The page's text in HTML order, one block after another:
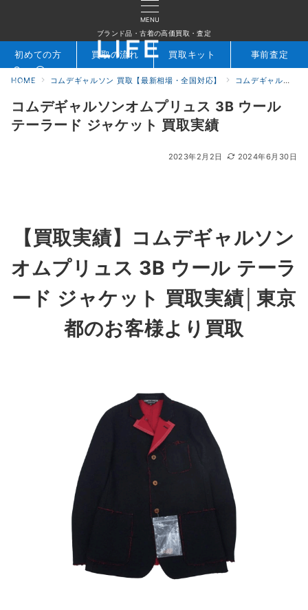
MENU
ブランド品・古着の高価買取・査定
検索 お問合せ
初めての方 買取の流れ 買取キット 事前査定
HOME コムデギャルソン 買取【最新相場・全国対応】 コムデギャルソン買取実績｜ブランド古着専門店LIFE
コムデギャルソンオムプリュス 3B ウール
テーラード ジャケット 買取実績
2023年2月2日 2024年6月30日
【買取実績】コムデギャルソン
オムプリュス 3B ウール テーラ
ード ジャケット 買取実績│東京
都のお客様より買取